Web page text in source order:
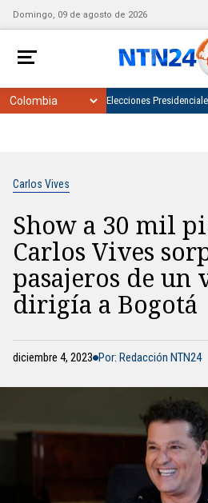
Domingo, 09 de agosto de 2026
Elecciones
Carlos Vives
Show a 30 mil
Carlos Vives
pasajeros de un
dirigía a Bogotá
diciembre 4, 2023 Por: Redacción NTN24